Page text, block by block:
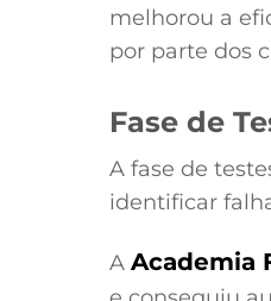
melhorou a
por parte dos
Fase de
A fase de
identificar
A Academia